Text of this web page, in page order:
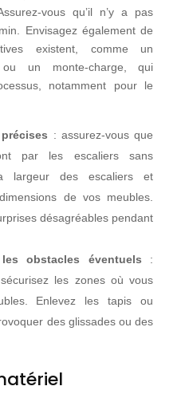
vous qu’il n’y a pas
Envisagez également de
existent, comme un
un monte-charge, qui
notamment pour le
: assurez-vous que
par les escaliers sans
largeur des escaliers et
de vos meubles.
désagréables pendant
obstacles éventuels :
les zones où vous
Enlevez les tapis ou
des glissades ou des